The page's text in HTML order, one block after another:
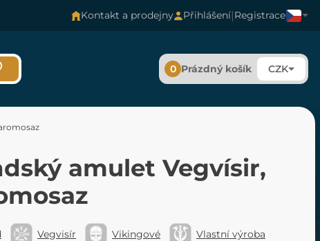
Kontakt a prodejny Přihlášení|Registrace
0 Prázdný košík CZK
amulet Vegvísir,
Vegvisír Vikingové Vlastní výroba